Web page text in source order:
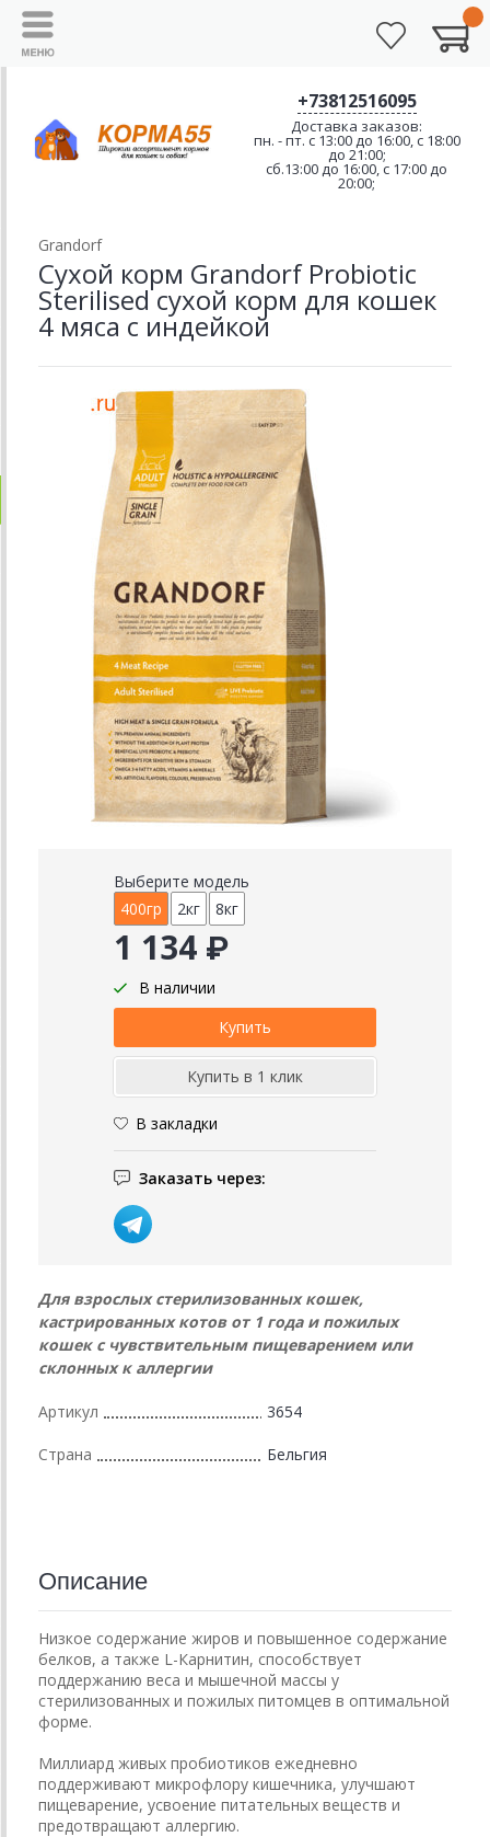
+73812516095
Доставка заказов:
пн. - пт. с 13:00 до 16:00, с 18:00
до 21:00;
сб.13:00 до 16:00, с 17:00 до
20:00;
Grandorf
Сухой корм Grandorf Probiotic
Sterilised сухой корм для кошек
4 мяса с индейкой
Выберите модель
400гр
2кг 8кг
1 134 ₽
В наличии
В закладки
Заказать через:
Для взрослых стерилизованных кошек,
кастрированных котов от 1 года и пожилых
кошек с чувствительным пищеварением или
склонных к аллергии
Артикул 3654
Страна Бельгия
Описание
Низкое содержание жиров и повышенное содержание
белков, а также L-Карнитин, способствует
поддержанию веса и мышечной массы у
стерилизованных и пожилых питомцев в оптимальной
форме.
Миллиард живых пробиотиков ежедневно
поддерживают микрофлору кишечника, улучшают
пищеварение, усвоение питательных веществ и
предотвращают аллергию.